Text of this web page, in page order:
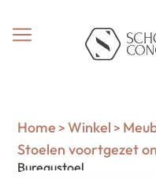
Home > Winkel >
Stoelen voortgezet
Bureaustoel